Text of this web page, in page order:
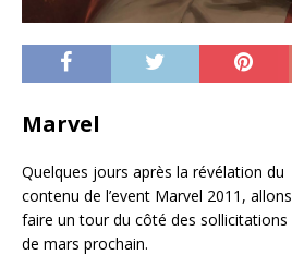
Marvel
Quelques jours après la révélation du
contenu de l’event Marvel 2011, allons
faire un tour du côté des sollicitations
de mars prochain.